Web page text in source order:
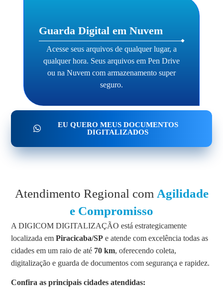
Guarda Digital em Nuvem
Acesse seus arquivos de qualquer lugar, a
qualquer hora. Seus arquivos em Pen Drive
ou na Nuvem com armazenamento super
seguro.
EU QUERO MEUS DOCUMENTOS
DIGITALIZADOS
Atendimento Regional com Agilidade
e Compromisso
A DIGICOM DIGITALIZAÇÃO está estrategicamente
localizada emPiracicaba/SP e atende com excelência todas as
cidades em um raio de até 70 km, oferecendo coleta,
digitalização e guarda de documentos com segurança e rapidez.
Confira as principais cidades atendidas: